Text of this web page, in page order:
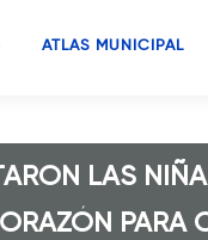
ATLAS MUNICIPAL
LAS
PARA